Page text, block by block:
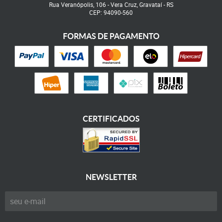
Rua Veranópolis, 106 -Vera Cruz, Gravataí- RS
CEP: 94090-560
FORMAS DE PAGAMENTO
CERTIFICADOS
NEWSLETTER